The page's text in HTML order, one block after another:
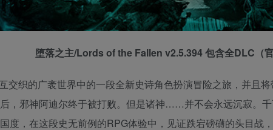
堕落之主/Lords of the Fallen v2.5.394 包含全DLC（官
交织的广袤世界中的一段全新史诗角色扮演冒险之旅，并且
，邪神阿迪尔终于被打败。但是诸神……并不会永远沉寂。
度，在这段史无前例的RPG体验中，见证跌宕磅礴的头目战